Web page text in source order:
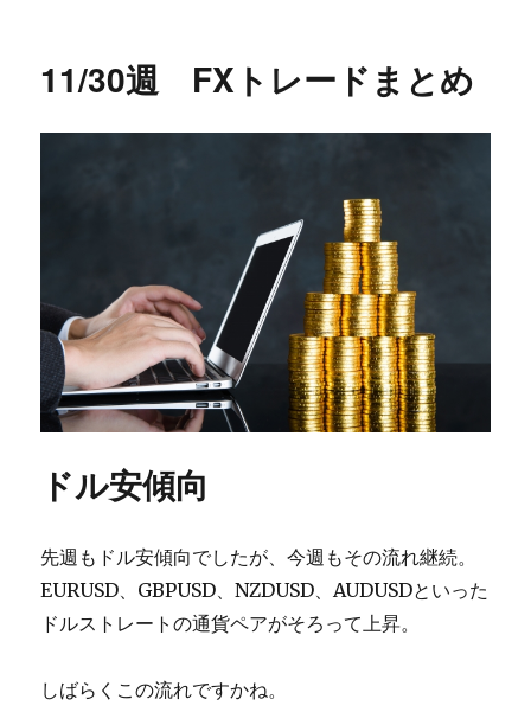
11/30週 FXトレードまとめ
ドル安傾向
先週もドル安傾向でしたが、今週もその流れ継続。
EURUSD、GBPUSD、NZDUSD、AUDUSDといった
ドルストレートの通貨ペアがそろって上昇。
しばらくこの流れですかね。